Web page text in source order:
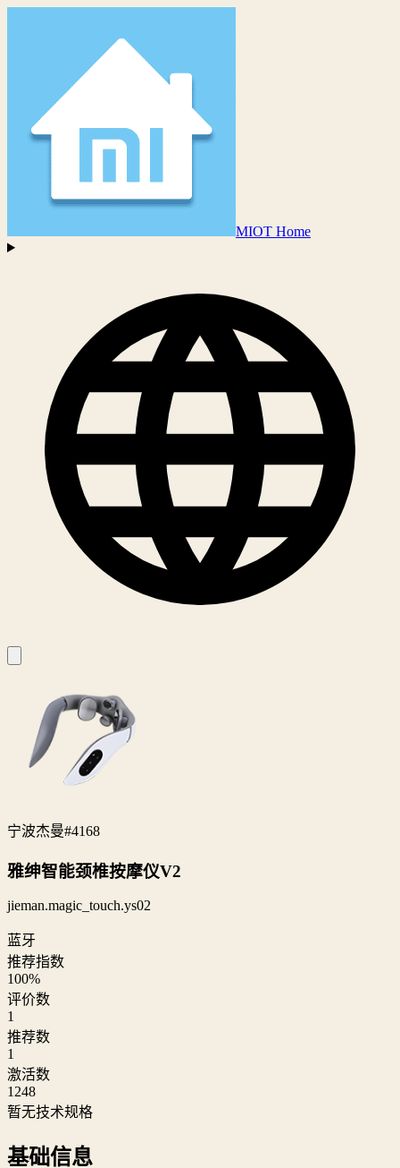
MIOT Home
宁波杰曼#4168
雅绅智能颈椎按摩仪V2
jieman.magic_touch.ys02
蓝牙
推荐指数
100%
评价数
1
推荐数
1
激活数
1248
暂无技术规格
基础信息